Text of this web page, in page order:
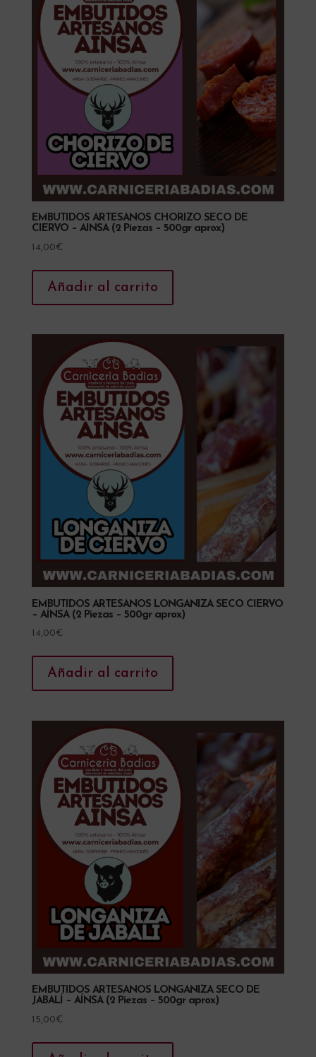
EMBUTIDOS ARTESANOS CHORIZO SECO DE
CIERVO – AINSA (2 Piezas – 500gr aprox)
14,00€
Añadir al carrito
EMBUTIDOS ARTESANOS LONGANIZA SECO CIERVO
– AÍNSA (2 Piezas – 500gr aprox)
14,00€
Añadir al carrito
EMBUTIDOS ARTESANOS LONGANIZA SECO DE
JABALÍ – AÍNSA (2 Piezas – 500gr aprox)
15,00€